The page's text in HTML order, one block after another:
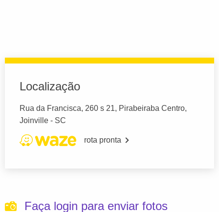
Localização
Rua da Francisca, 260 s 21, Pirabeiraba Centro,
Joinville - SC
rota pronta
Faça login para enviar fotos